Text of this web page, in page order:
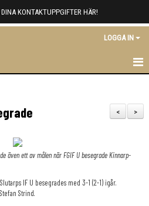
KONTAKTUPPGIFTER HÄR!
LOGGA IN
>
<
även ett av målen när FGIF U besegrade Kinnarp-
IF U besegrades med 3-1 (2-1) igår.
Strind.